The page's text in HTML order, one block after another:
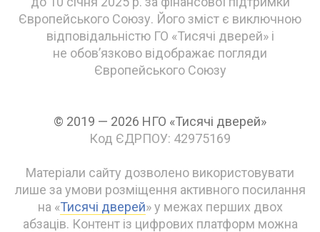
Європейського Союзу. Його зміст є виключною
відповідальністю ГО «Тисячі дверей» і
не обов’язково відображає погляди
Європейського Союзу
© 2019 — 2026 НГО «Тисячі дверей»
Код ЄДРПОУ: 42975169
Матеріали сайту дозволено використовувати
лише за умови розміщення активного посилання
на «Тисячі дверей» у межах перших двох
абзаців. Контент із цифрових платформ можна